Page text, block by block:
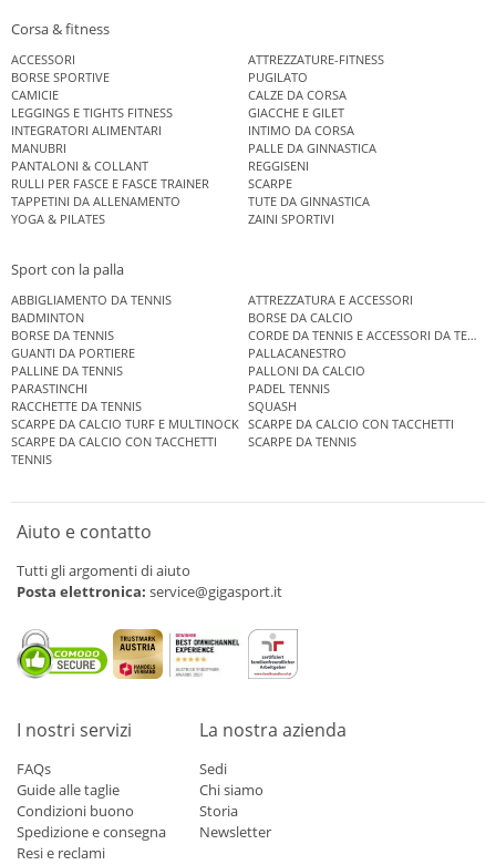
Corsa & fitness
ACCESSORI
ATTREZZATURE-FITNESS
BORSE SPORTIVE
PUGILATO
CAMICIE
CALZE DA CORSA
LEGGINGS E TIGHTS FITNESS
GIACCHE E GILET
INTEGRATORI ALIMENTARI
INTIMO DA CORSA
MANUBRI
PALLE DA GINNASTICA
PANTALONI & COLLANT
REGGISENI
RULLI PER FASCE E FASCE TRAINER
SCARPE
TAPPETINI DA ALLENAMENTO
TUTE DA GINNASTICA
YOGA & PILATES
ZAINI SPORTIVI
Sport con la palla
ABBIGLIAMENTO DA TENNIS
ATTREZZATURA E ACCESSORI
BADMINTON
BORSE DA CALCIO
BORSE DA TENNIS
CORDE DA TENNIS E ACCESSORI DA TENNIS
GUANTI DA PORTIERE
PALLACANESTRO
PALLINE DA TENNIS
PALLONI DA CALCIO
PARASTINCHI
PADEL TENNIS
RACCHETTE DA TENNIS
SQUASH
SCARPE DA CALCIO TURF E MULTINOCK SCARPE DA CALCIO CON TACCHETTI
SCARPE DA CALCIO CON TACCHETTI
SCARPE DA TENNIS
TENNIS
Aiuto e contatto
Tutti gli argomenti di aiuto
Posta elettronica: service@gigasport.it
I nostri servizi
FAQs
Guide alle taglie
Condizioni buono
Spedizione e consegna
Resi e reclami
La nostra azienda
Sedi
Chi siamo
Storia
Newsletter